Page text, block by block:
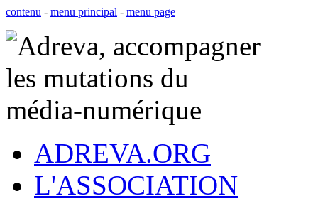
contenu - menu principal - menu page
ADREVA.ORG
L'ASSOCIATION